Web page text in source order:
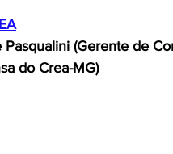
(Gerente de
do Crea-MG)